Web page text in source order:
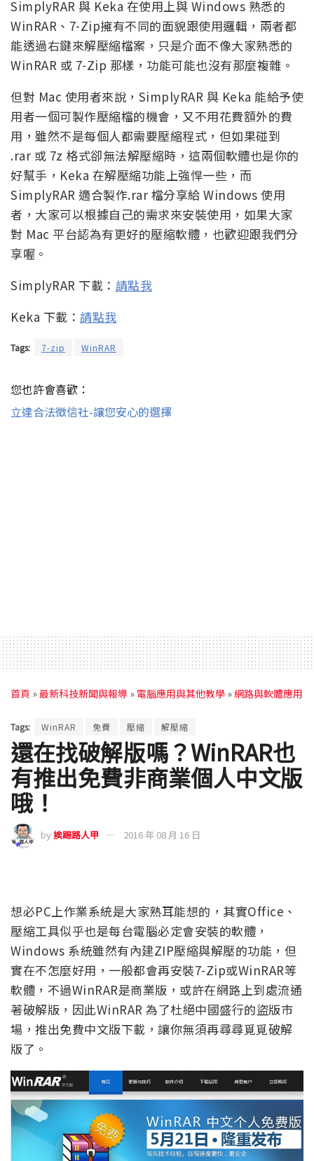
SimplyRAR 與 Keka 在使用上與 Windows 熟悉的
WinRAR、7-Zip擁有不同的面貌跟使用邏輯，兩者都
能透過右鍵來解壓縮檔案，只是介面不像大家熟悉的
WinRAR 或 7-Zip 那樣，功能可能也沒有那麼複雜。
但對 Mac 使用者來說，SimplyRAR 與 Keka 能給予使
用者一個可製作壓縮檔的機會，又不用花費額外的費
用，雖然不是每個人都需要壓縮程式，但如果碰到
.rar 或 7z 格式卻無法解壓縮時，這兩個軟體也是你的
好幫手，Keka 在解壓縮功能上強悍一些，而
SimplyRAR 適合製作.rar 檔分享給 Windows 使用
者，大家可以根據自己的需求來安裝使用，如果大家
對 Mac 平台認為有更好的壓縮軟體，也歡迎跟我們分
享喔。
SimplyRAR 下載： 請點我
Keka 下載： 請點我
Tags: 7-zip WinRAR
您也許會喜歡：
立達合法徵信社-讓您安心的選擇
首頁 »最新科技新聞與報導 » 電腦應用與其他教學 » 網路與軟體應用
Tags: WinRAR 免費 壓縮 解壓縮
還在找破解版嗎？WinRAR也
有推出免費非商業個人中文版
哦！
by挨踢路人甲 2016 年 08 月 16 日
想必PC上作業系統是大家熟耳能想的，其實Office、
壓縮工具似乎也是每台電腦必定會安裝的軟體，
Windows 系統雖然有內建ZIP壓縮與解壓的功能，但
實在不怎麼好用，一般都會再安裝7-Zip或WinRAR等
軟體，不過WinRAR是商業版，或許在網路上到處流通
著破解版，因此WinRAR 為了杜絕中國盛行的盜版市
場，推出免費中文版下載，讓你無須再尋尋覓覓破解
版了。